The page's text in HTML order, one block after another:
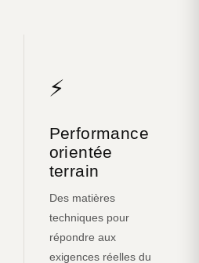
⚡
Performance
orientée
terrain
Des matières
techniques pour
répondre aux
exigences réelles du